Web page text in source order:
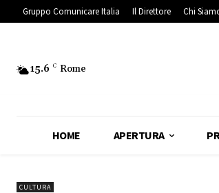
Gruppo Comunicare Italia Il Direttore Chi
15.6 C Rome
HOME APERTURA
CULTURA